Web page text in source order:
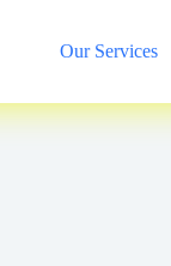
Our Services